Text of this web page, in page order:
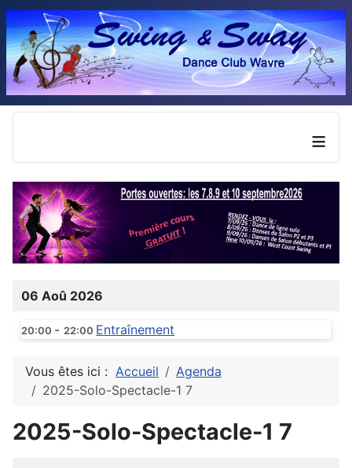
≡
06 Aoû 2026
20:00 - 22:00 Entraînement
Vous êtes ici : Accueil
Agenda
2025-Solo-Spectacle-1 7
2025-Solo-Spectacle-1 7